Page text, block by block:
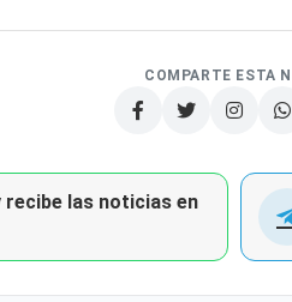
COMPARTE ESTA
recibe las noticias en